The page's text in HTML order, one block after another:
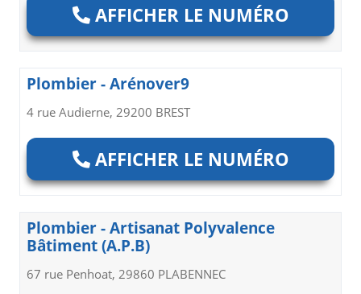
AFFICHER LE NUMÉRO
Plombier - Arénover9
4 rue Audierne, 29200 BREST
AFFICHER LE NUMÉRO
Plombier - Artisanat Polyvalence
Bâtiment (A.P.B)
67 rue Penhoat, 29860 PLABENNEC